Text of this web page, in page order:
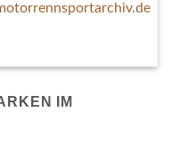
IM